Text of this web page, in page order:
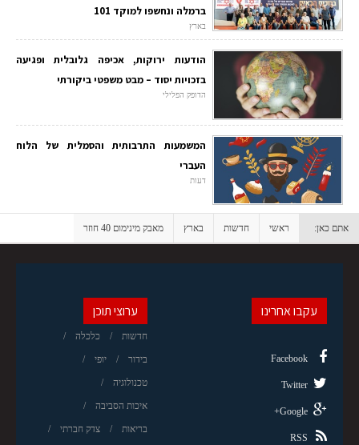
ברמלה ונחשפו למוקד 101
בארץ
הודעות ירוקות, אכיפה גלובלית ופגיעה
בזכויות יסוד – מבט משפטי ביקורתי
הדופק הפלילי
המשמעות התרבותית והסמלית של הלוח
העברי
דעות
אתם כאן: ראשי חדשות בארץ מאבק מינימום 40 חוזר
ערוצי תוכן
חדשות כלכלה
בידור יופי
טכנולוגיה
איכות הסביבה
בריאות צדק חברתי
עקבו אחרינו
Facebook
Twitter
Google+
RSS